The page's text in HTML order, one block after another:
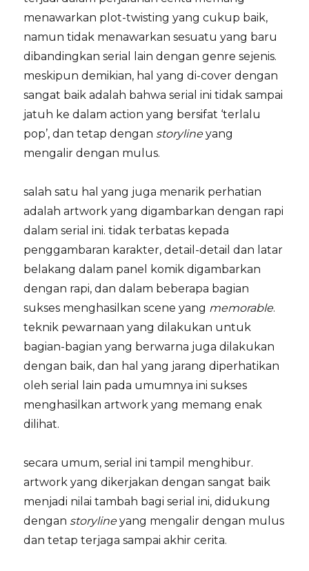
menawarkan plot-twisting yang cukup baik,
namun tidak menawarkan sesuatu yang baru
dibandingkan serial lain dengan genre sejenis.
meskipun demikian, hal yang di-cover dengan
sangat baik adalah bahwa serial ini tidak sampai
jatuh ke dalam action yang bersifat ‘terlalu
pop’, dan tetap dengan storylineyang
mengalir dengan mulus.
salah satu hal yang juga menarik perhatian
adalah artwork yang digambarkan dengan rapi
dalam serial ini. tidak terbatas kepada
penggambaran karakter, detail-detail dan latar
belakang dalam panel komik digambarkan
dengan rapi, dan dalam beberapa bagian
sukses menghasilkan scene yang memorable.
teknik pewarnaan yang dilakukan untuk
bagian-bagian yang berwarna juga dilakukan
dengan baik, dan hal yang jarang diperhatikan
oleh serial lain pada umumnya ini sukses
menghasilkan artwork yang memang enak
dilihat.
secara umum, serial ini tampil menghibur.
artwork yang dikerjakan dengan sangat baik
menjadi nilai tambah bagi serial ini, didukung
dengan storylineyang mengalir dengan mulus
dan tetap terjaga sampai akhir cerita.